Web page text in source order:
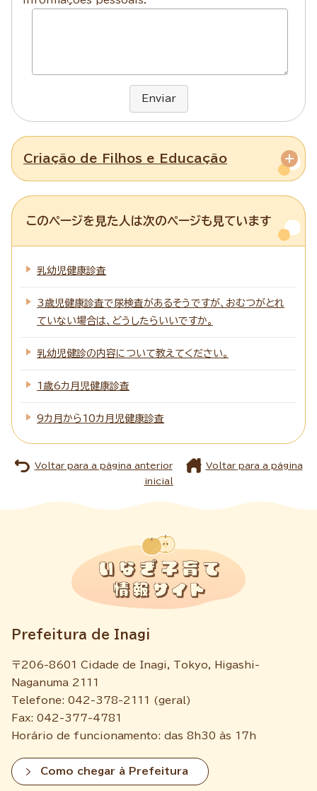
Enviar
Criação de Filhos e Educação
このページを見た人は次のページも見ています
乳幼児健康診査
3歳児健康診査で尿検査があるそうですが、おむつがとれ
ていない場合は、どうしたらいいですか。
乳幼児健診の内容について教えてください。
1歳6カ月児健康診査
9カ月から10カ月児健康診査
Voltar para a página anterior
Voltar para a página
inicial
Prefeitura de Inagi
〒206-8601 Cidade de Inagi, Tokyo, Higashi-
Naganuma 2111
Telefone: 042-378-2111 (geral)
Fax: 042-377-4781
Horário de funcionamento: das 8h30 às 17h
Como chegar à Prefeitura